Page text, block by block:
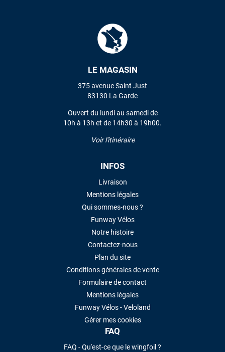
LE MAGASIN
375 avenue Saint Just
83130 La Garde
Ouvert du lundi au samedi de
10h à 13h et de 14h30 à 19h00.
Voir l'itinéraire
INFOS
Livraison
Mentions légales
Qui sommes-nous ?
Funway Vélos
Notre histoire
Contactez-nous
Plan du site
Conditions générales de vente
Formulaire de contact
Mentions légales
Funway Vélos - Veloland
Gérer mes cookies
FAQ
FAQ - Qu'est-ce que le wingfoil ?
VOIR TOUS LES AVIS
LAISSER UN AVIS